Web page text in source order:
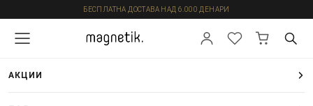
БЕСПЛАТНА ДОСТАВА НАД 6.000 ДЕНАРИ
АКЦИИ